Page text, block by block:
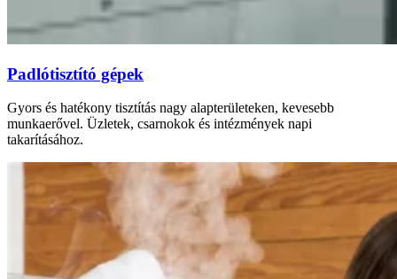
Padlótisztító gépek
Gyors és hatékony tisztítás nagy alapterületeken, kevesebb
munkaerővel. Üzletek, csarnokok és intézmények napi
takarításához.